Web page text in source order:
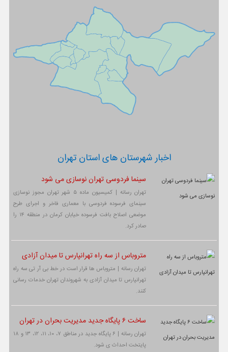
اخبار شهرستان های استان تهران
سینما فردوسی تهران نوسازی می شود
تهران رسانه | کمیسیون ماده ۵ شهر تهران مجوز نوسازی
سینمای فرسوده فردوسی با معماری فاخر و اجرای طرح
موضعی اصلاح بافت فرسوده خیابان کرمان در منطقه ۱۴ را
صادر کرد.
متروباس از سه راه تهرانپارس تا میدان آزادی
تهران رسانه | متروباس ها قرار است در خط بی آر تی سه راه
تهرانپارس تا میدان آزادی به شهروندان تهران خدمات رسانی
کنند.
ساخت ۶ پایگاه جدید مدیریت بحران در تهران
تهران رسانه | ۶ پایگاه جدید در مناطق ۷، ۱۰، ۱۱، ۱۲، ۱۳ و ۱۸
پایتخت احداث ی شود.